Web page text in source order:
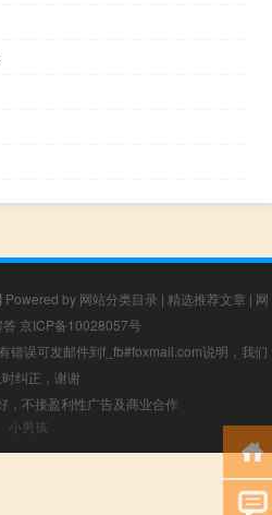
Powered by 网站分类目录 | 精选推荐文章 | 网
京ICP备10028057号
错误可发邮件到f_fb#foxmail.com说明，我们
纠正，谢谢
，不接盈利性广告及商业合作
小男孩